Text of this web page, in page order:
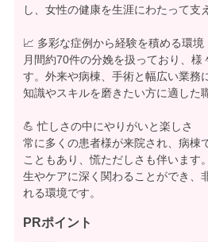
し、女性の健康を生涯にわたって支
📈 多彩な症例から経験を積める環境
月間約70件の分娩を扱っており、様
す。外来や病棟、手術と幅広い業務
知識やスキルを磨きたい方に適した
💪 忙しさの中にやりがいと楽しさ
常に多くの患者様が来院され、病棟
こともあり、慌ただしさも伴います
生やケアに深く関わることができ、
れる環境です。
PRポイント